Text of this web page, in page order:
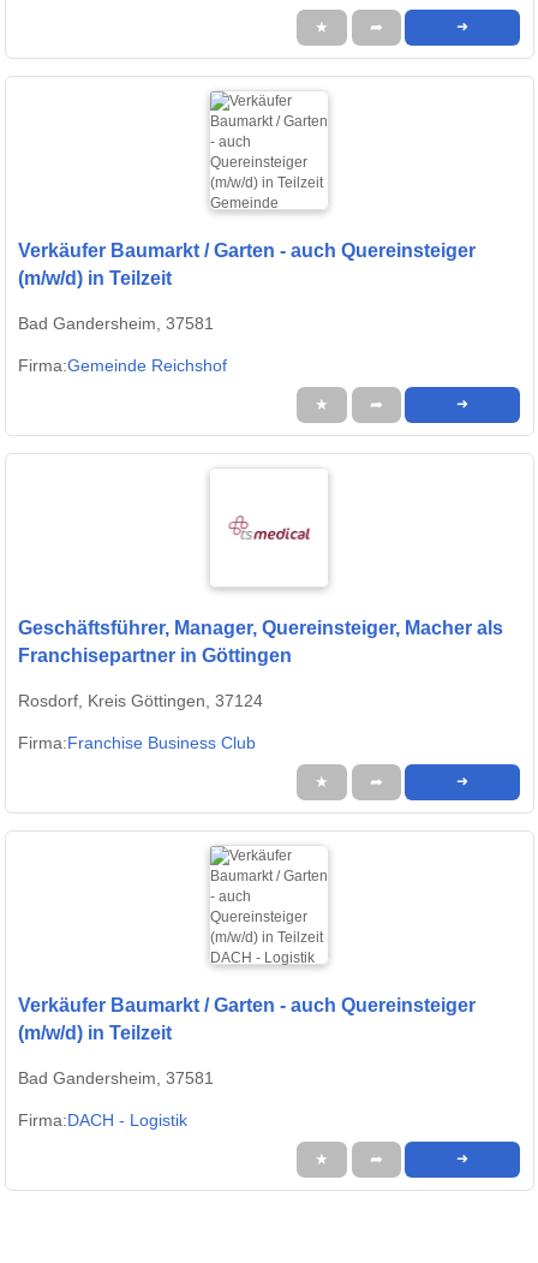
★ ➦ ➜
Verkäufer Baumarkt / Garten - auch Quereinsteiger
(m/w/d) in Teilzeit
Bad Gandersheim, 37581
Firma:Gemeinde Reichshof
★ ➦ ➜
Geschäftsführer, Manager, Quereinsteiger, Macher als
Franchisepartner in Göttingen
Rosdorf, Kreis Göttingen, 37124
Firma:Franchise Business Club
★ ➦ ➜
Verkäufer Baumarkt / Garten - auch Quereinsteiger
(m/w/d) in Teilzeit
Bad Gandersheim, 37581
Firma:DACH - Logistik
★ ➦ ➜